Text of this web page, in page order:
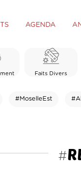
AGENDA
Faits Divers
#MoselleEst
#